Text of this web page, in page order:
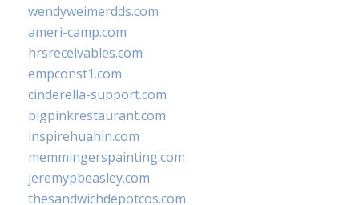
wendyweimerdds.com
ameri-camp.com
hrsreceivables.com
empconst1.com
cinderella-support.com
bigpinkrestaurant.com
inspirehuahin.com
memmingerspainting.com
jeremypbeasley.com
thesandwichdepotcos.com